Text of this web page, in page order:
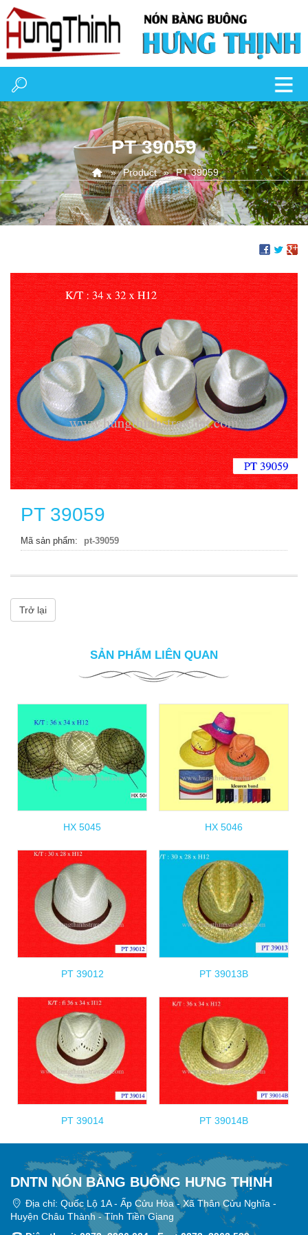
PT 39059
Product PT 39059
PT 39059
Mã sản phẩm pt-39059
Trở lại
SẢN PHẨM LIÊN QUAN
HX 5045 HX 5046
PT 39012 PT 39013B
PT 39014 PT 39014B
DNTN NÓN BÀNG BUÔNG HƯNG THỊNH
Địa chỉ: Quốc Lộ 1A - Ấp Cửu Hòa - Xã Thân Cửu Nghĩa -
Huyện Châu Thành - Tỉnh Tiền Giang